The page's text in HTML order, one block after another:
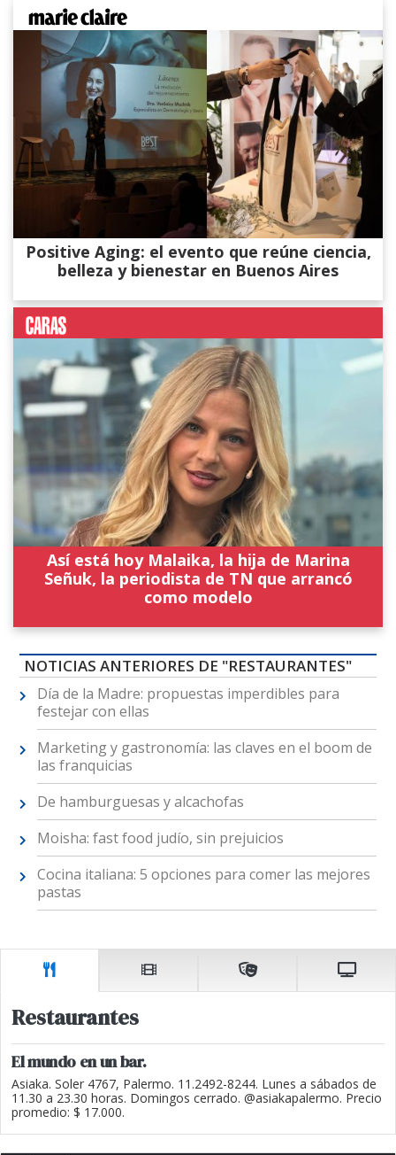
Positive Aging: el evento que reúne ciencia,
belleza y bienestar en Buenos Aires
Así está hoy Malaika, la hija de Marina
Señuk, la periodista de TN que arrancó
como modelo
NOTICIAS ANTERIORES DE "RESTAURANTES"
Día de la Madre: propuestas imperdibles para
festejar con ellas
Marketing y gastronomía: las claves en el boom de
las franquicias
De hamburguesas y alcachofas
Moisha: fast food judío, sin prejuicios
Cocina italiana: 5 opciones para comer las mejores
pastas
Restaurantes
El mundo en un bar.
Asiaka. Soler 4767, Palermo. 11.2492-8244. Lunes a sábados de
11.30 a 23.30 horas. Domingos cerrado. @asiakapalermo. Precio
promedio: $ 17.000.